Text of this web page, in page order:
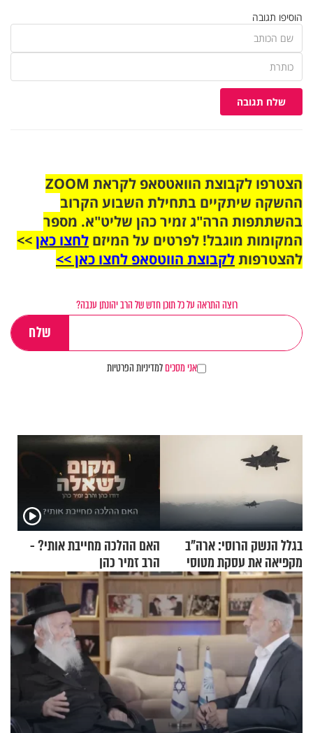
הוסיפו תגובה
שלח תגובה
הצטרפו לקבוצת הוואטסאפ לקראת ZOOM
ההשקה שיתקיים בתחילת השבוע הקרוב
בהשתתפות הרה"ג זמיר כהן שליט"א. מספר
המקומות מוגבל! לפרטים על המיזם לחצו כאן>>
להצטרפותלקבוצת הווטסאפ לחצו כאן >>
רוצה התראה על כל תוכן חדש של הרב יהונתן ענבה?
אני מסכיםלמדיניות הפרטיות
בגלל הנשק הרוסי: ארה"ב
מקפיאה את עסקת מטוסי
הקרב לטורקיה
האם ההלכה מחייבת אותי? -
הרב זמיר כהן